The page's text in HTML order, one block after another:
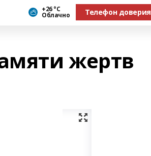
+26 °С
Облачно Телефон доверия
жертв